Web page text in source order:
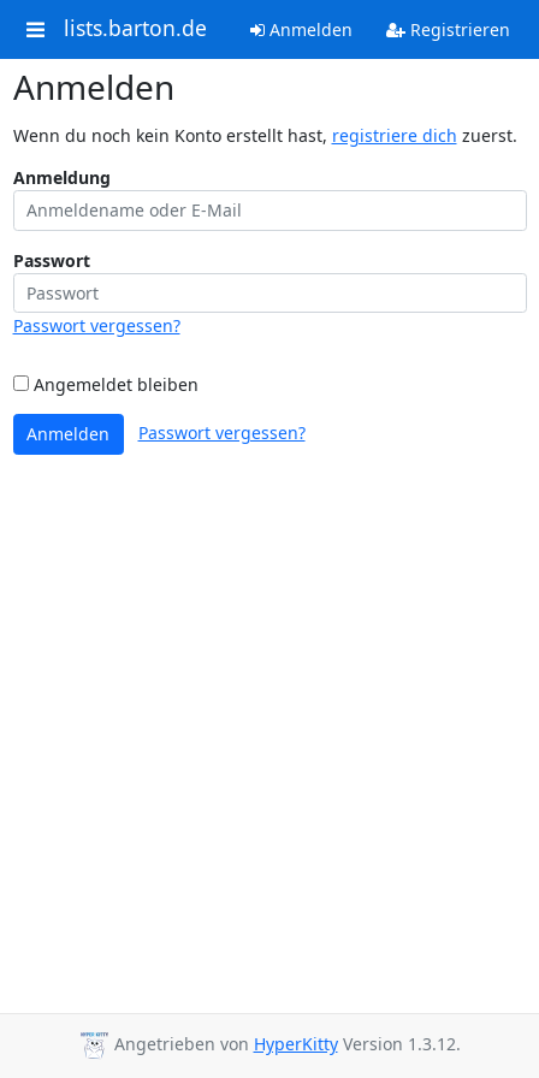
lists.barton.de Anmelden Registrieren
Anmelden
Wenn du noch kein Konto erstellt hast, registriere dich zuerst.
Anmeldung
Passwort
Passwort vergessen?
Angemeldet bleiben
Anmelden Passwort vergessen?
Angetrieben von HyperKittyVersion 1.3.12.